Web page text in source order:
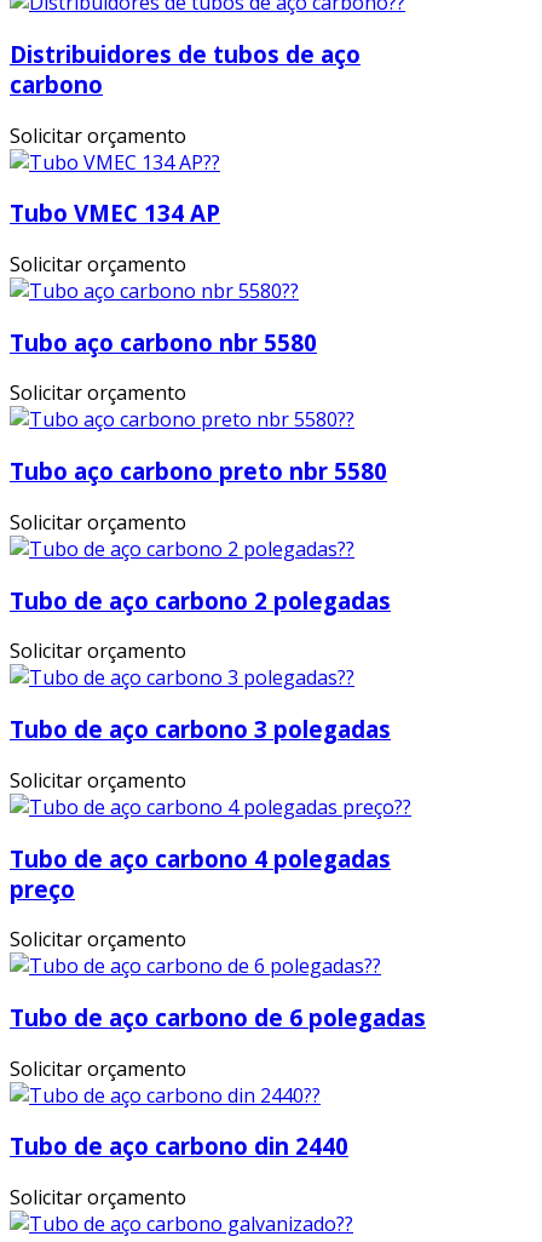
Distribuidores de tubos de aço
carbono
Solicitar orçamento
Tubo VMEC 134 AP
Solicitar orçamento
Tubo aço carbono nbr 5580
Solicitar orçamento
Tubo aço carbono preto nbr 5580
Solicitar orçamento
Tubo de aço carbono 2 polegadas
Solicitar orçamento
Tubo de aço carbono 3 polegadas
Solicitar orçamento
Tubo de aço carbono 4 polegadas
preço
Solicitar orçamento
Tubo de aço carbono de 6 polegadas
Solicitar orçamento
Tubo de aço carbono din 2440
Solicitar orçamento